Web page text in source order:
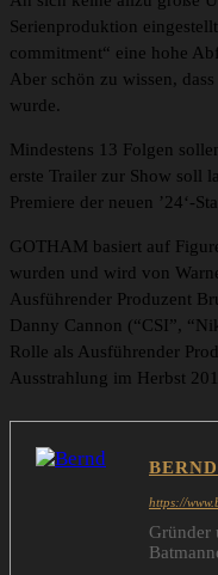
Serienproduktion
commitment“ eine hohe
Aber schön zu wissen,
wurde.
Mindestens 13 Folgen
erste Trailer zur Show soll
Premiere der neuen ’24‘-
GOTHAM basiert auf
wurden und wird von
Ausführender Produzent
Danny Cannon (“CSI”,
Rolle als Ausführender
Ausstrahlung im Herbst
BERND
https://
Gründer